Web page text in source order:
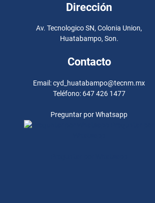
Dirección
Av. Tecnologico SN, Colonia Union,
Huatabampo, Son.
Contacto
Email: cyd_huatabampo@tecnm.mx
Teléfono: 647 426 1477
Preguntar por Whatsapp